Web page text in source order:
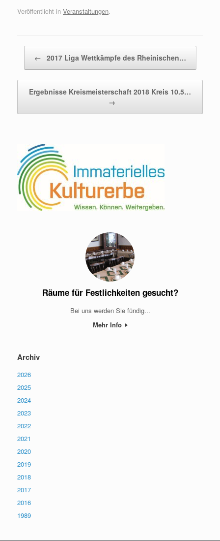
Veröffentlicht in Veranstaltungen.
← 2017 Liga Wettkämpfe des Rheinischen…
Ergebnisse Kreismeisterschaft 2018 Kreis 10.5…
→
Räume für Festlichkeiten gesucht?
Bei uns werden Sie fündig...
Mehr Info
Archiv
2026
2025
2024
2023
2022
2021
2020
2019
2018
2017
2016
1989